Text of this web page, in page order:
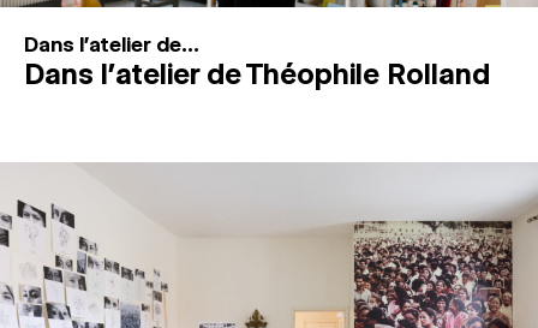
Dans l'atelier de...
Dans l’atelier de Théophile Rolland